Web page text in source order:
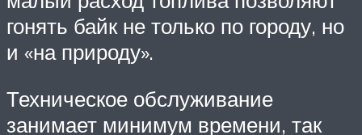
гонять байк не только по городу, но
и «на природу».
Техническое обслуживание
занимает минимум времени, так